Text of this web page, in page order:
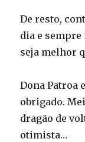
De resto,
dia e sempre
seja melhor
Dona Patroa
obrigado.
dragão de
otimista…